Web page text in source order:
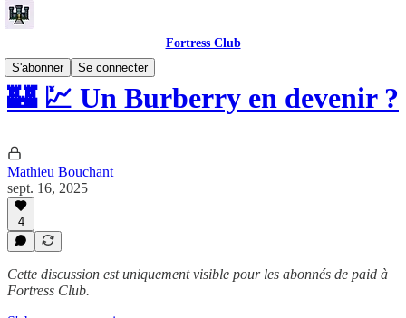
Fortress Club
S'abonner
Se connecter
🏰 💹 Un Burberry en devenir ?
Mathieu Bouchant
sept. 16, 2025
4
Cette discussion est uniquement visible pour les abonnés de paid à
Fortress Club.